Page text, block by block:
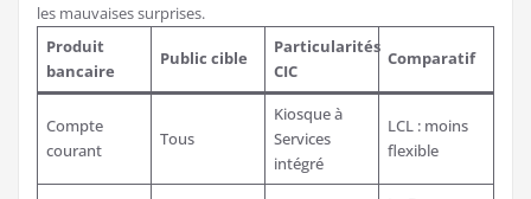
les mauvaises surprises.
Produit
bancaire
Public cible
Particularités
CIC
Comparatif
Compte
courant
Tous
Kiosque à
Services
intégré
LCL : moins
flexible